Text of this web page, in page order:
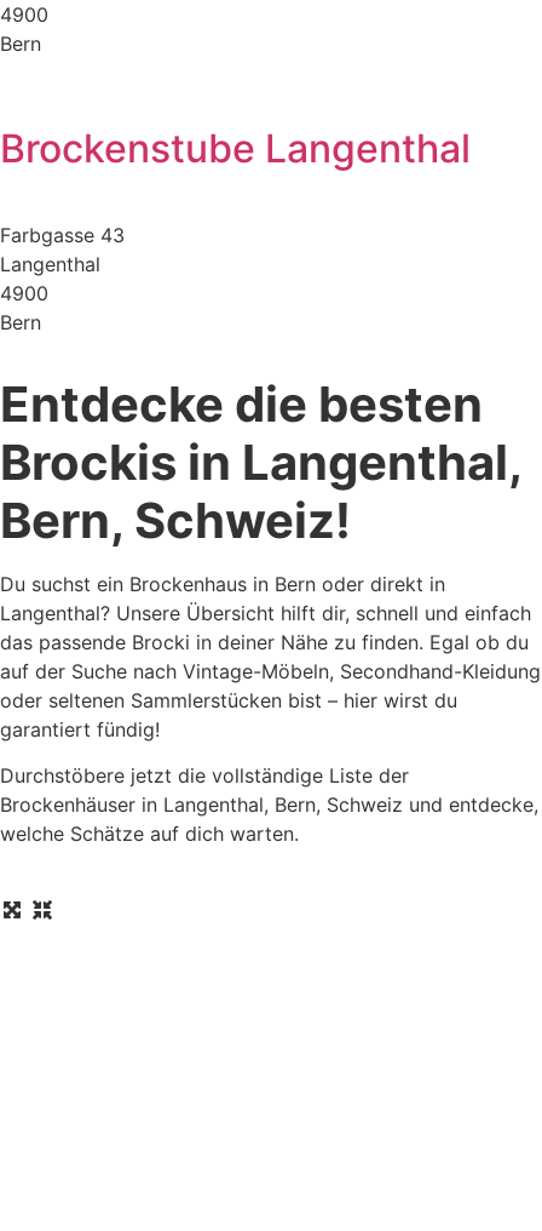
4900
Bern
Brockenstube Langenthal
Farbgasse 43
Langenthal
4900
Bern
Entdecke die besten
Brockis in Langenthal,
Bern, Schweiz!
Du suchst ein Brockenhaus in Bern oder direkt in
Langenthal? Unsere Übersicht hilft dir, schnell und einfach
das passende Brocki in deiner Nähe zu finden. Egal ob du
auf der Suche nach Vintage-Möbeln, Secondhand-Kleidung
oder seltenen Sammlerstücken bist – hier wirst du
garantiert fündig!
Durchstöbere jetzt die vollständige Liste der
Brockenhäuser in Langenthal, Bern, Schweiz und entdecke,
welche Schätze auf dich warten.